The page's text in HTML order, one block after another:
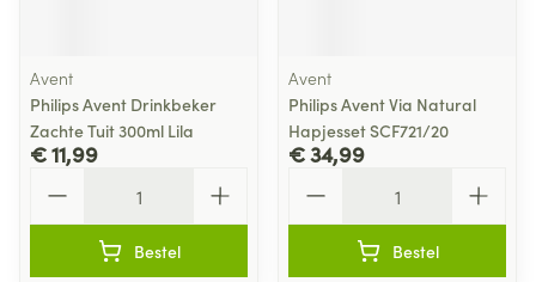
Avent
Philips Avent Drinkbeker
Zachte Tuit 300ml Lila
€ 11,99
Bestel
Avent
Philips Avent Via Natural
Hapjesset SCF721/20
€ 34,99
Bestel